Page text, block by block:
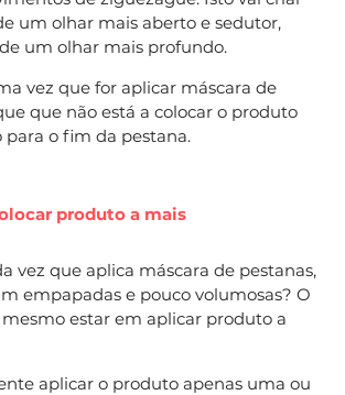
um olhar mais aberto e sedutor,
um olhar mais profundo.
vez que for aplicar máscara de
que não está a colocar o produto
para o fim da pestana.
produto a mais
vez que aplica máscara de pestanas,
empapadas e pouco volumosas? O
estar em aplicar produto a
aplicar o produto apenas uma ou